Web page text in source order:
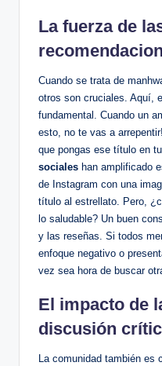
La fuerza de
Cuando se trata de
otros son cruciales. Aquí,⁢
fundamental.​ Cuando un
esto, no te⁢ vas a
que pongas ese título en
sociales han amplificado
de Instagram con una
título al‌ estrellato. Pero,
lo saludable? Un buen
y las reseñas. Si todos
enfoque negativo ‌o
vez⁢ sea hora de buscar
El impacto de⁢
discusión
La comunidad también ⁤es